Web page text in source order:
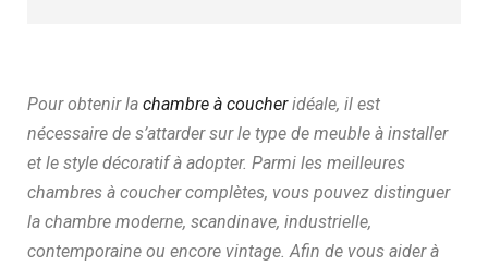
Pour obtenir la chambre à coucheridéale, il est
nécessaire de s’attarder sur le type de meuble à installer
et le style décoratif à adopter. Parmi les meilleures
chambres à coucher complètes, vous pouvez distinguer
la chambre moderne, scandinave, industrielle,
contemporaine ou encore vintage. Afin de vous aider à